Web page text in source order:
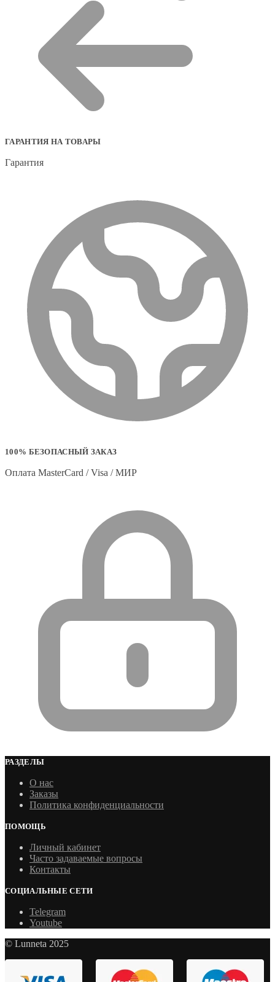
ГАРАНТИЯ НА ТОВАРЫ
Гарантия
100% БЕЗОПАСНЫЙ ЗАКАЗ
Оплата MasterCard / Visa / МИР
РАЗДЕЛЫ
О нас
Заказы
Политика конфиденциальности
ПОМОЩЬ
Личный кабинет
Часто задаваемые вопросы
Контакты
СОЦИАЛЬНЫЕ СЕТИ
Telegram
Youtube
© Lunneta 2025